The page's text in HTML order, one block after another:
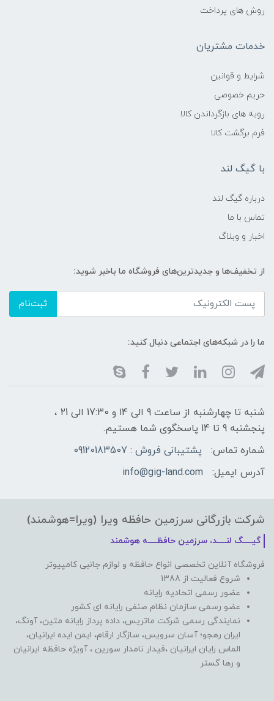
روش های پرداخت
خدمات مشتریان
شرایط و قوانین
حریم خصوصی
رویه های بازگرداندن کالا
فرم برگشت کالا
با گیگ لند
درباره گیگ لند
تماس با ما
اخبار و وبلاگ
از تخفیف‌ها و جدیدترین‌های فروشگاه ما باخبر شوید:
ثبت‌نام
ما را در شبکه‌های اجتماعی دنبال کنید:
شنبه تا چهارشنبه از ساعت 9 الی ۱4 و 17:30 الی ۲1 ،
پنجشنبه 9 تا 14 پاسخگوی شما هستیم.
شماره تماس:
پشتیبانی فروش : 09120183507
آدرس ایمیل:
info@gig-land.com
شرکت بازرگانی سرزمین حافظه ویرا (ویرا=هوشمند)
گیـــــگ لنـــــد، سرزمین حافظـــــه هوشمند
فروشگاه آنلاین تخصصی انواع حافظه و لوازم جانبی کامپیوتر
شروع فعالیت از 1388
عضور رسمی اتحادیه رایانه
عضو رسمی سازمان نظام صنفی رایانه ای کشور
نمایندگی رسمی شرکت ماتریس، داده پرداز رایانه متین، آونگ،
ایران رهجو؛ آسان سرویس، سازگار ارقام، ایمن ایده ایرانیان،
الماس رایان ایرانیان ،فیدار نامدار سورین ، آویژه حافظه ایرانیان
و رها گستر